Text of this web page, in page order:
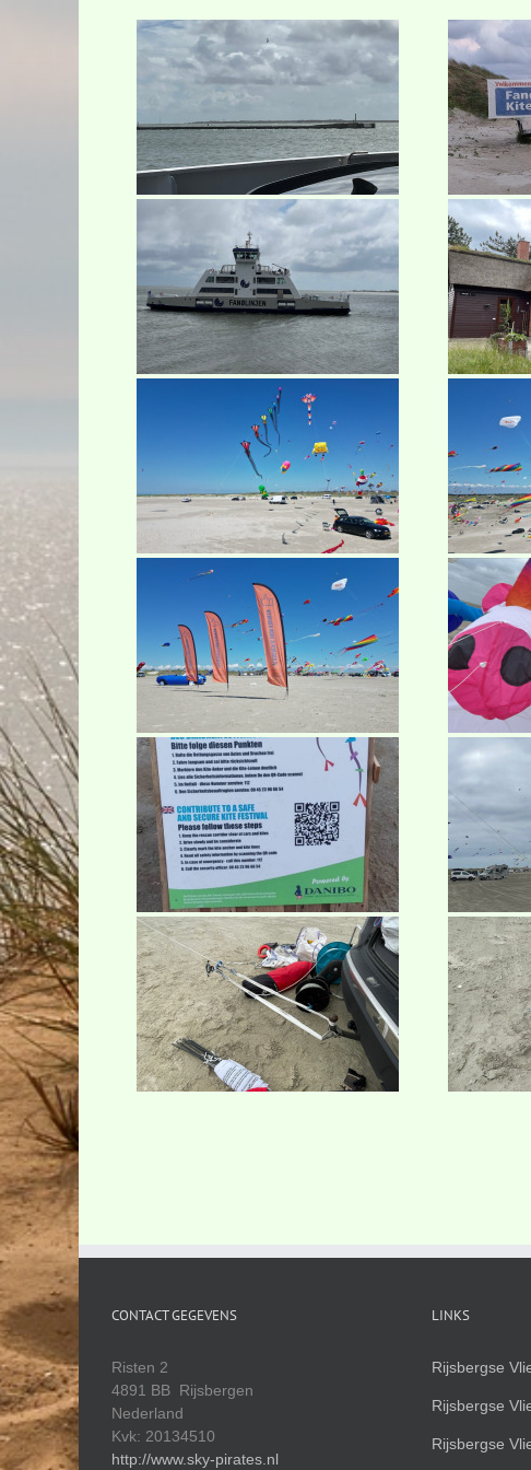
CONTACT GEGEVENS
Risten 2
4891 BB Rijsbergen
Nederland
Kvk: 20134510
http://www.sky-pirates.nl
LINKS
Rijsbergse
Rijsbergse
Rijsbergse